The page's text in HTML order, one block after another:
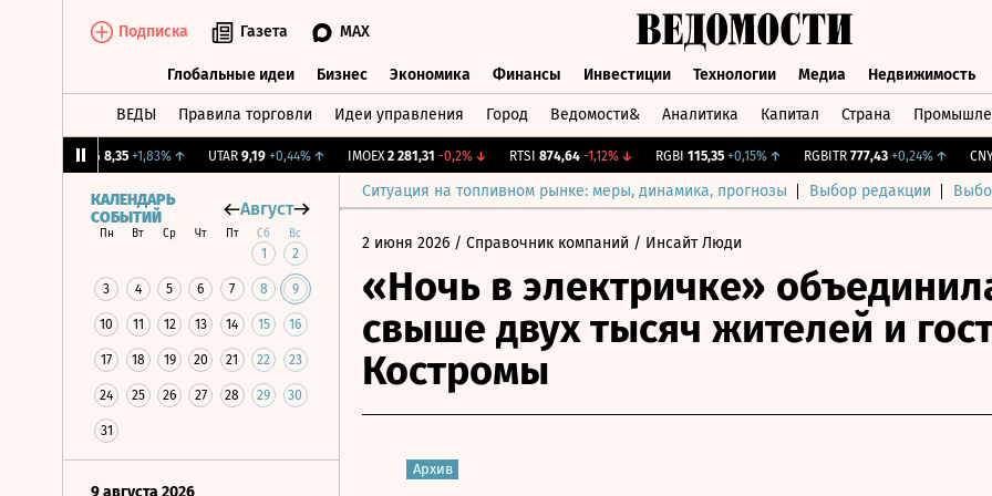
Подписка Газета MAX
Глобальные идеи Бизнес Экономика Финансы Инвестиции Технологии Медиа Недвижимость
ВЕДЫ Правила торговли Идеи управления Город Ведомости& Аналитика Капитал Страна
8,35 +1,83%↑ UTAR 9,19 +0,44%↑ IMOEX 2 281,31 -0,2%↓ RTSI 874,64 -1,12% ↓ RGBI 115,35 +0,15% ↑ RGBITR 777,43 +0,24%↑ CNY
Ситуация на топливном рынке: меры, динамика, прогнозы Выбор редакции
КАЛЕНДАРЬ
СОБЫТИЙ
Август
Пн Вт Ср Чт Пт Сб Вс
1 2
3 4 5 6 7 8 9
10 11 12 13 14 15 16
17 18 19 20 21 22 23
24 25 26 27 28 29 30
31
9 августа 2026
2 июня 2026 / Справочник компаний / Инсайт Люди
«Ночь в электричке»
свыше двух тысяч жителей и
Костромы
Архив